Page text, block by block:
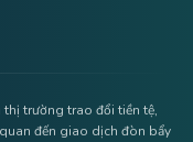
trường trao đổi tiền tệ,
đến giao dịch đòn bẩy